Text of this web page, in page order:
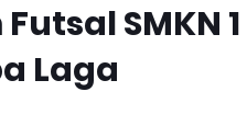
SMKN 1
Laga